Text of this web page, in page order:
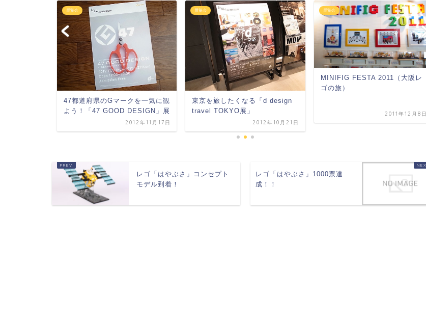
展覧会
47都道府県のGマークを一気に観
よう！「47 GOOD DESIGN」展
2012年11月17日
展覧会
東京を旅したくなる「d design
travel TOKYO展」
2012年10月21日
展覧会
MINIFIG FESTA 2011（大阪レ
ゴの旅）
2011年12月8日
レゴ「はやぶさ」コンセプト
モデル到着！
レゴ「はやぶさ」1000票達
成！！